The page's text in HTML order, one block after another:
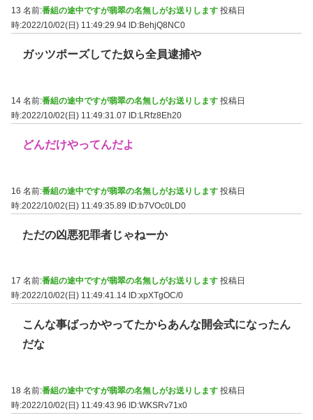
13 名前:番組の途中ですが翡翠の名無しがお送りします 投稿日
時:2022/10/02(日) 11:49:29.94 ID:BehjQ8NC0
ガッツポーズしてた奴ら全員逮捕や
14 名前:番組の途中ですが翡翠の名無しがお送りします 投稿日
時:2022/10/02(日) 11:49:31.07
ID:LRfz8Eh20
どんだけやってんだよ
16 名前:番組の途中ですが翡翠の名無しがお送りします 投稿日
時:2022/10/02(日) 11:49:35.89 ID:b7VOc0LD0
ただの凶悪犯罪者じゃねーか
17 名前:番組の途中ですが翡翠の名無しがお送りします 投稿日
時:2022/10/02(日) 11:49:41.14 ID:xpXTgOC/0
こんな事ばっかやってたからあんな開会式になったん
だな
18 名前:番組の途中ですが翡翠の名無しがお送りします 投稿日
時:2022/10/02(日) 11:49:43.96 ID:WKSRv71x0